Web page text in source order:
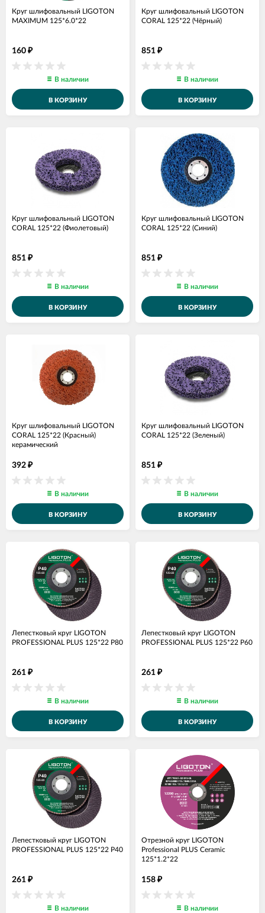
Круг шлифовальный LIGOTON
MAXIMUM 125*6.0*22
160 ₽
В наличии
В КОРЗИНУ
Круг шлифовальный LIGOTON
CORAL 125*22 (Чёрный)
851 ₽
В наличии
В КОРЗИНУ
Круг шлифовальный LIGOTON
CORAL 125*22 (Фиолетовый)
851 ₽
В наличии
В КОРЗИНУ
Круг шлифовальный LIGOTON
CORAL 125*22 (Синий)
851 ₽
В наличии
В КОРЗИНУ
Круг шлифовальный LIGOTON
CORAL 125*22 (Красный)
керамический
392 ₽
В наличии
В КОРЗИНУ
Круг шлифовальный LIGOTON
CORAL 125*22 (Зеленый)
851 ₽
В наличии
В КОРЗИНУ
Лепестковый круг LIGOTON
PROFESSIONAL PLUS 125*22 Р80
261 ₽
В наличии
В КОРЗИНУ
Лепестковый круг LIGOTON
PROFESSIONAL PLUS 125*22 Р60
261 ₽
В наличии
В КОРЗИНУ
Лепестковый круг LIGOTON
PROFESSIONAL PLUS 125*22 Р40
261 ₽
В наличии
Отрезной круг LIGOTON
Professional PLUS Ceramic
125*1.2*22
158 ₽
В наличии